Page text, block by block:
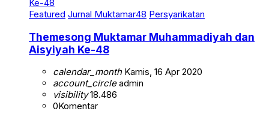
Featured Jurnal Muktamar48 Persyarikatan
Themesong Muktamar Muhammadiyah dan
Aisyiyah Ke-48
calendar_monthKamis, 16 Apr 2020
account_circleadmin
visibility18.486
0Komentar